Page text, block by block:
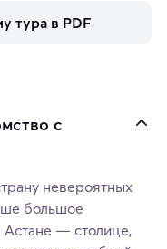
тура в PDF
с
невероятных
большое
Астане — столице,